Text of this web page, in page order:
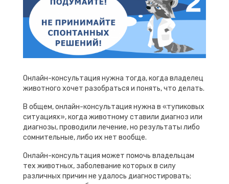
Онлайн-консультация нужна тогда, когда владелец
животного хочет разобраться и понять, что делать.
В общем, онлайн-консультация нужна в «тупиковых
ситуациях», когда животному ставили диагноз или
диагнозы, проводили лечение, но результаты либо
сомнительные, либо их нет вообще.
Онлайн-консультация может помочь владельцам
тех животных, заболевание которых в силу
различных причин не удалось диагностировать;